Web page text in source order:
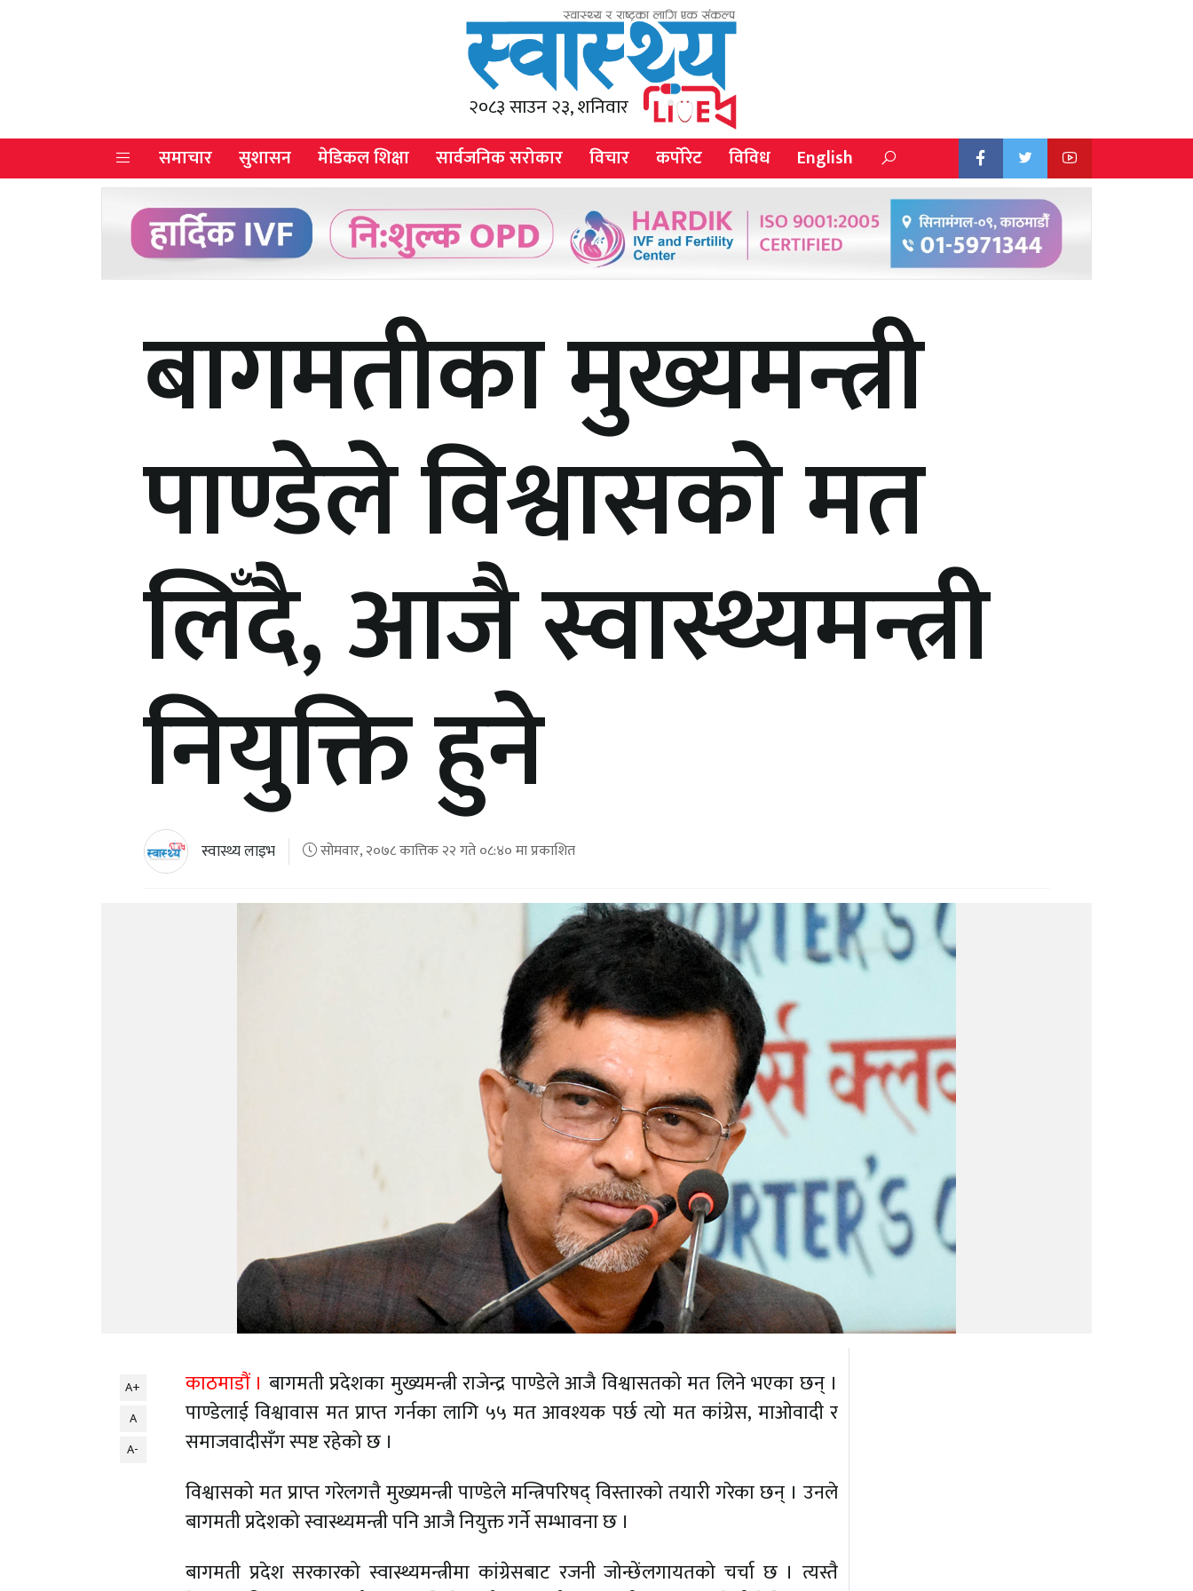
२०८३ साउन २३, शनिवार
समाचार सुशासन मेडिकल शिक्षा सार्वजनिक सरोकार विचार कर्पोरेट विविध English
बागमतीका मुख्यमन्त्री
पाण्डेले विश्वासको मत
लिँदै, आजै स्वास्थ्यमन्त्री
नियुक्ति हुने
स्वास्थ्य लाइभ सोमवार, २०७८ कात्तिक २२ गते ०८:४० मा प्रकाशित
A+
A
A-
काठमाडौं । बागमती प्रदेशका मुख्यमन्त्री राजेन्द्र पाण्डेले आजै विश्वासतको मत लिने भएका छन् ।
पाण्डेलाई विश्वावास मत प्राप्त गर्नका लागि ५५ मत आवश्यक पर्छ त्यो मत कांग्रेस, माओवादी र
समाजवादीसँग स्पष्ट रहेको छ ।
विश्वासको मत प्राप्त गरेलगत्तै मुख्यमन्त्री पाण्डेले मन्त्रिपरिषद् विस्तारको तयारी गरेका छन् । उनले
बागमती प्रदेशको स्वास्थ्यमन्त्री पनि आजै नियुक्त गर्ने सम्भावना छ ।
बागमती प्रदेश सरकारको स्वास्थ्यमन्त्रीमा कांग्रेसबाट रजनी जोन्छेंलगायतको चर्चा छ । त्यस्तै